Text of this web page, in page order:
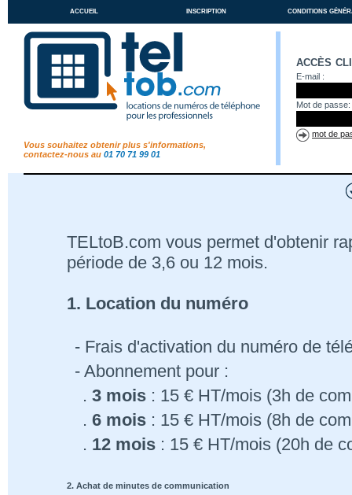
accueil inscription conditions
Vous souhaitez obtenir plus s'informations,
contactez-nous au 01 70 71 99 01
accès
E-mail :
Mot de passe:
mot de
TELtoB.com vous permet d'obtenir
période de 3,6 ou 12 mois.
1. Location du numéro
- Frais d'activation du numéro de
- Abonnement pour :
. 3 mois : 15 € HT/mois (3h de
. 6 mois : 15 € HT/mois (8h de
. 12 mois : 15 € HT/mois (20h de
2. Achat de minutes de communication